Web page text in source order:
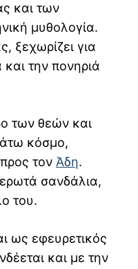
και των
μυθολογία.
, ξεχωρίζει για
την πονηριά
των θεών και
κόσμο,
τον Άδη.
σανδάλια,
του.
ως εφευρετικός
και με την